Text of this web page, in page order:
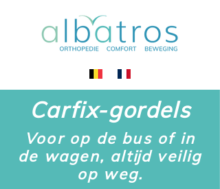
Carfix-gordels
Voor op de bus of in
de wagen, altijd veilig
op weg.